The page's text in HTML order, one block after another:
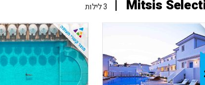
3 לילות